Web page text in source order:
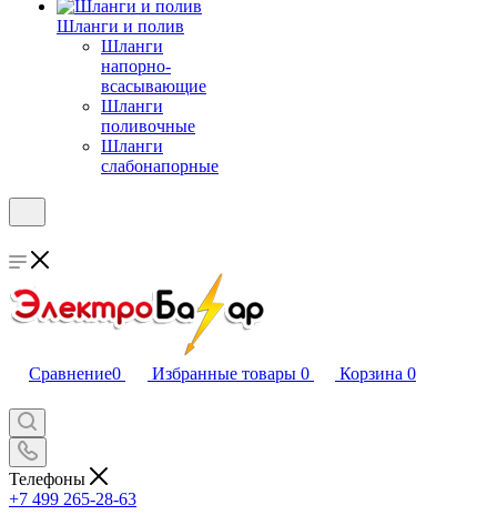
Шланги и полив
Шланги
напорно-
всасывающие
Шланги
поливочные
Шланги
слабонапорные
Сравнение0 Избранные товары 0 Корзина 0
Телефоны
+7 499 265-28-63